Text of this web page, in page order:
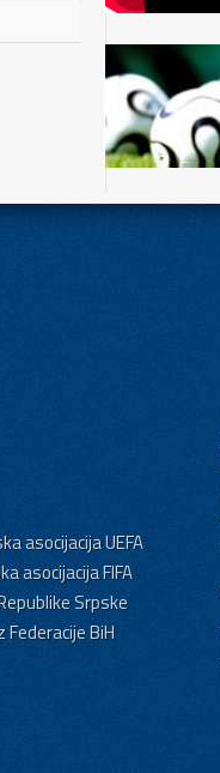
asocijacija UEFA
asocijacija FIFA
Srpske
BiH